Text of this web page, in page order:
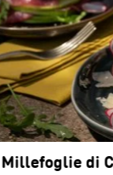
Millefoglie di